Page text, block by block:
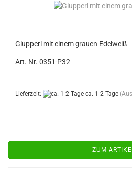
Glupperl mit einem grauen Edelweiß
Art. Nr. 0351-P32
Lieferzeit: ca. 1-2 Tage
ZUM